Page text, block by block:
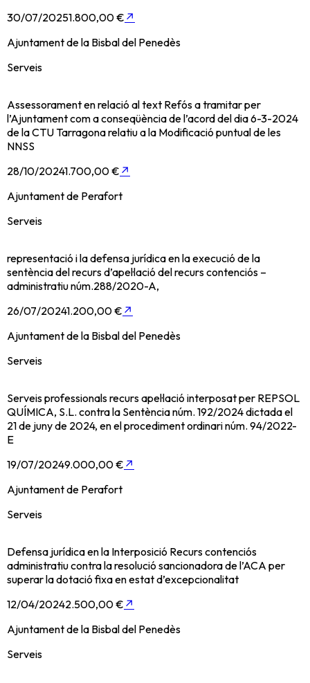
30/07/20251.800,00 € ↗
Ajuntament de la Bisbal del Penedès
Serveis
Assessorament en relació al text Refós a tramitar per
l’Ajuntament com a conseqüència de l’acord del dia 6-3-2024
de la CTU Tarragona relatiu a la Modificació puntual de les
NNSS
28/10/20241.700,00 € ↗
Ajuntament de Perafort
Serveis
representació i la defensa jurídica en la execució de la
sentència del recurs d’apel·lació del recurs contenciós –
administratiu núm.288/2020-A,
26/07/20241.200,00 € ↗
Ajuntament de la Bisbal del Penedès
Serveis
Serveis professionals recurs apel·lació interposat per REPSOL
QUÍMICA, S.L. contra la Sentència núm. 192/2024 dictada el
21 de juny de 2024, en el procediment ordinari núm. 94/2022-
E
19/07/20249.000,00 € ↗
Ajuntament de Perafort
Serveis
Defensa jurídica en la Interposició Recurs contenciós
administratiu contra la resolució sancionadora de l’ACA per
superar la dotació fixa en estat d’excepcionalitat
12/04/20242.500,00 € ↗
Ajuntament de la Bisbal del Penedès
Serveis